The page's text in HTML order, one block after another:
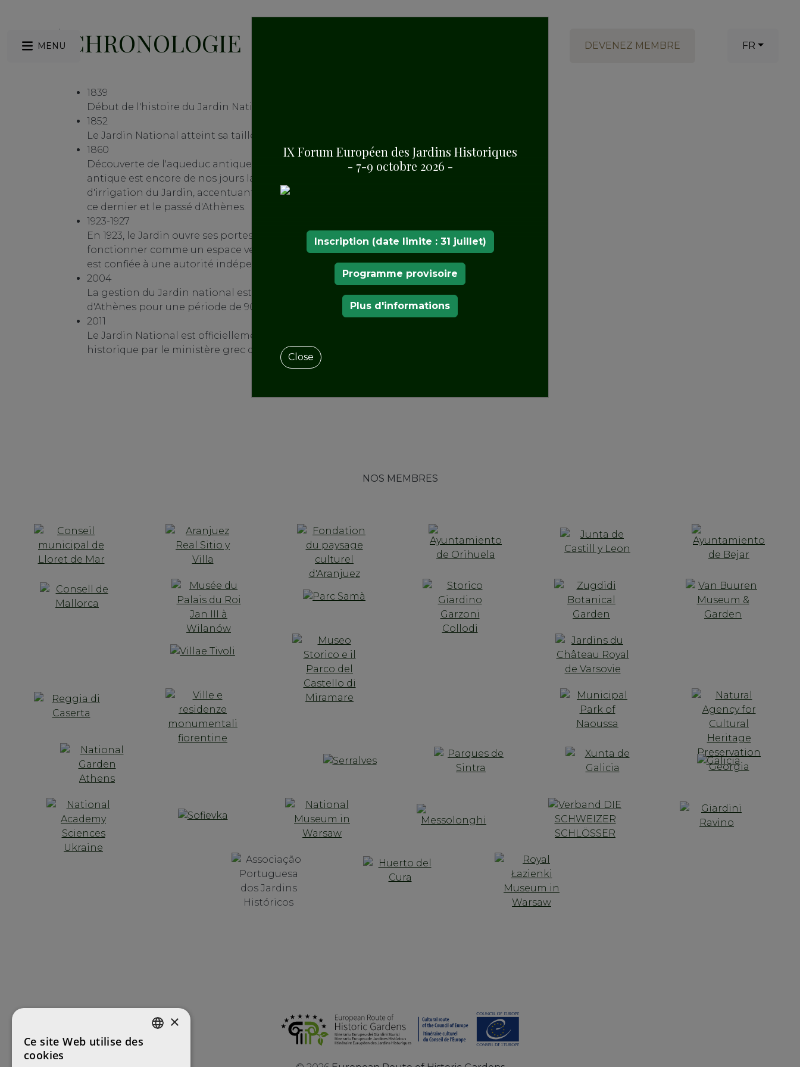
DEVENEZ MEMBRE
MENU FR
CHRONOLOGIE
1839
Début de l'histoire du Jardin National.
1852
Le Jardin National atteint sa taille définitive
1860
Découverte de l'aqueduc antique de Pisistrate. L'aqueduc
antique est encore de nos jours la principale source d'eau
d'irrigation du Jardin, accentuant davantage les liens entre
ce dernier et le passé d'Athènes.
1923-1927
En 1923, le Jardin ouvre ses portes au public et commence à
fonctionner comme un espace vert urbain et 1927 sa gestion
est confiée à une autorité indépendante publique.
2004
La gestion du Jardin national est confiée à la Municipalité
d'Athènes pour une période de 90 ans.
2011
Le Jardin National est officiellement désigné paysage
historique par le ministère grec de la Culture.
NOS MEMBRES
IX Forum Européen des Jardins Historiques
- 7-9 octobre 2026 -
Inscription (date limite : 31 juillet)
Programme provisoire
Plus d'informations
Close
×
Ce site Web utilise des
cookies